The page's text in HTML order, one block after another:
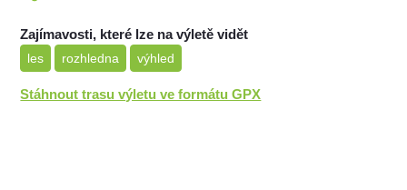
Zajímavosti, které lze na výletě vidět
les rozhledna výhled
Stáhnout trasu výletu ve formátu GPX